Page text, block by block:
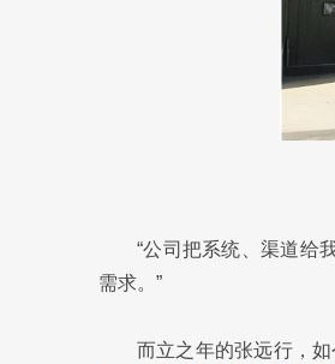
“公司把系统、渠道给
需求。”
而立之年的张远行，如